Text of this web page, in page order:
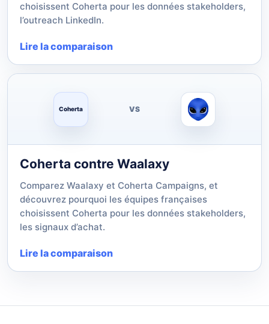
choisissent Coherta pour les données stakeholders,
l’outreach LinkedIn.
Lire la comparaison
Coherta VS
Coherta contre Waalaxy
Comparez Waalaxy et Coherta Campaigns, et
découvrez pourquoi les équipes françaises
choisissent Coherta pour les données stakeholders,
les signaux d’achat.
Lire la comparaison